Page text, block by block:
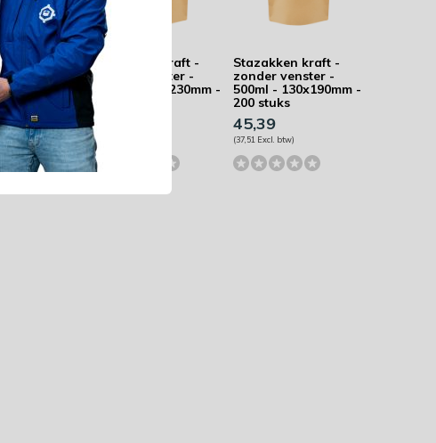
kraft -
-
180x225mm
Stazakken kraft -
zonder venster -
750ml - 160x230mm -
200 stuks
57,87
(47,83 Excl. btw)
Stazakken kraft -
zonder venster -
500ml - 130x190mm -
200 stuks
45,39
(37,51 Excl. btw)